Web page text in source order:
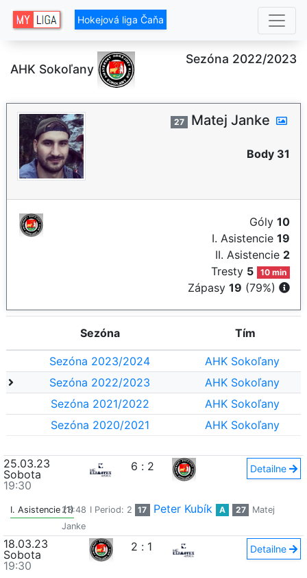
Hokejová liga Čaňa
AHK Sokoľany
Sezóna 2022/2023
27 Matej Janke
Body 31
Góly 10
I. Asistencie 19
II. Asistencie 2
Tresty 5 10 min
Zápasy 19 (79%)
Sezóna Tím
Sezóna 2023/2024
AHK Sokoľany
Sezóna 2022/2023
AHK Sokoľany
Sezóna 2021/2022
AHK Sokoľany
Sezóna 2020/2021
AHK Sokoľany
25.03.23
Sobota
19:30
6 : 2 Detailne
I. Asistencie (1)23:48 I Period: 2 17 Peter Kubík A 27
Matej
Janke
18.03.23
Sobota
19:30
2 : 1 Detailne